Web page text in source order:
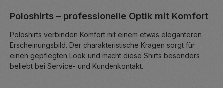
Poloshirts – professionelle Optik mit Komfort
Poloshirts verbinden Komfort mit einem etwas eleganteren
Erscheinungsbild. Der charakteristische Kragen sorgt für
einen gepflegten Look und macht diese Shirts besonders
beliebt bei Service- und Kundenkontakt.